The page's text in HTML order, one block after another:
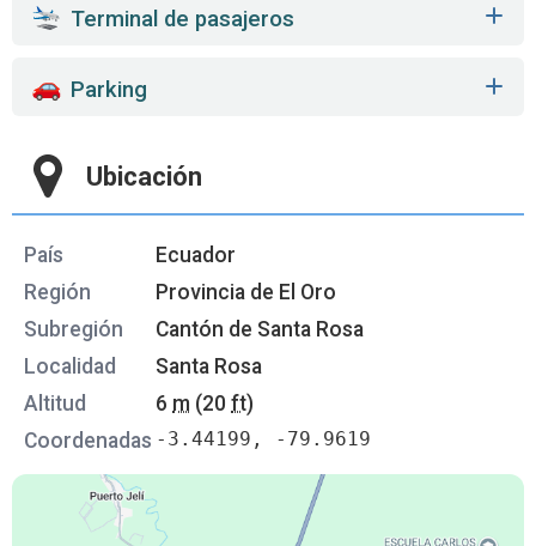
Terminal de pasajeros
Parking
Ubicación
País
Ecuador
Región
Provincia de El Oro
Subregión
Cantón de Santa Rosa
Localidad
Santa Rosa
Altitud
6 m (20 ft)
Coordenadas -3.44199, -79.9619